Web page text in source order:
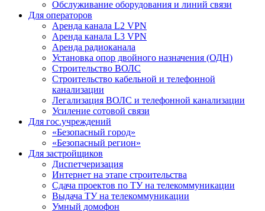
Обслуживание оборудования и линий связи
Для операторов
Аренда канала L2 VPN
Аренда канала L3 VPN
Аренда радиоканала
Установка опор двойного назначения (ОДН)
Строительство ВОЛС
Строительство кабельной и телефонной
канализации
Легализация ВОЛС и телефонной канализации
Усиление сотовой связи
Для гос.учреждений
«Безопасный город»
«Безопасный регион»
Для застройщиков
Диспетчеризация
Интернет на этапе строительства
Сдача проектов по ТУ на телекоммуникации
Выдача ТУ на телекоммуникации
Умный домофон